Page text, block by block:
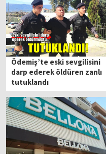
Ödemiş’te eski sevgilisini
darp ederek öldüren zanlı
tutuklandı